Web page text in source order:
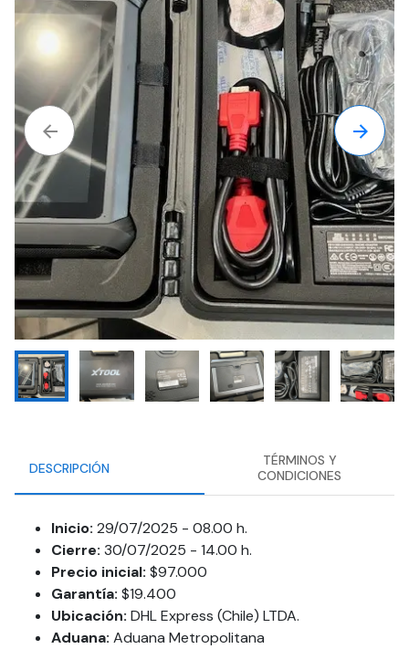
DESCRIPCIÓN
TÉRMINOS Y
CONDICIONES
Inicio: 29/07/2025 - 08.00 h.
Cierre: 30/07/2025 - 14.00 h.
Precio inicial: $97.000
Garantía: $19.400
Ubicación: DHL Express (Chile) LTDA.
Aduana: Aduana Metropolitana